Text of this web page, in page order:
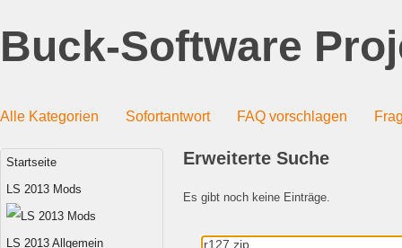
Buck-Software
Alle Kategorien Sofortantwort FAQ vorschlagen
Startseite
LS 2013 Mods
LS 2013 Allgemein
Erweiterte Suche
Es gibt noch keine Einträge.